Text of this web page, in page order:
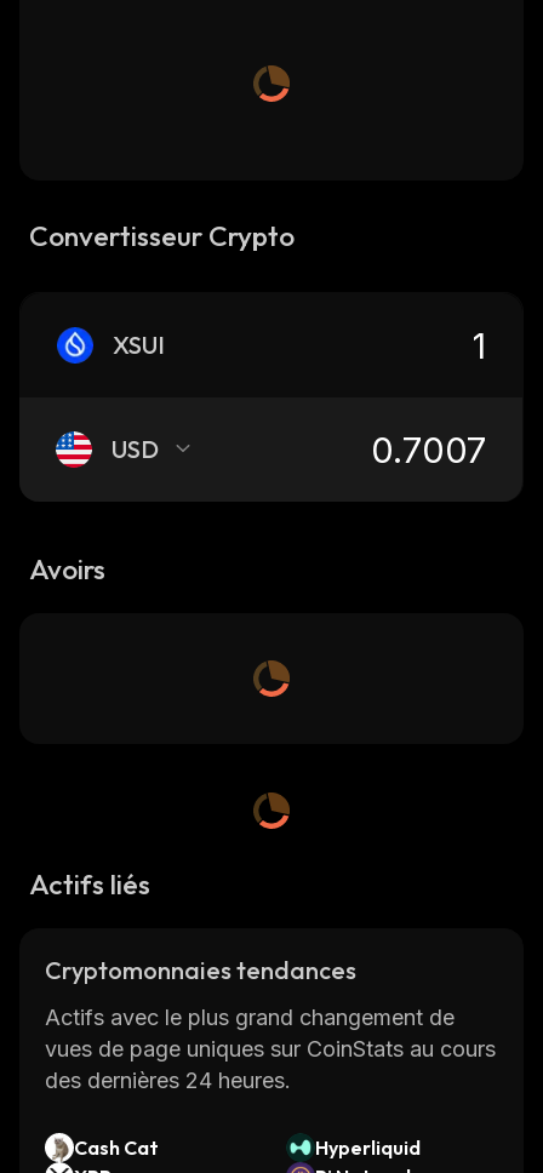
Convertisseur Crypto
XSUI
USD
Avoirs
Actifs liés
Cryptomonnaies tendances
Actifs avec le plus grand changement de
vues de page uniques sur CoinStats au cours
des dernières 24 heures.
Cash Cat
Hyperliquid